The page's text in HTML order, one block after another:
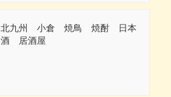
北九州 小倉 焼鳥 焼酎 日本
酒 居酒屋